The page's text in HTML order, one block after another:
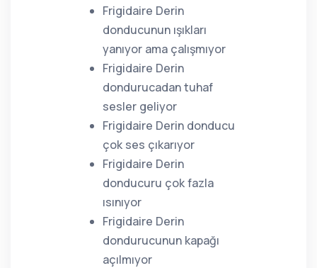
Frigidaire Derin
donducunun ışıkları
yanıyor ama çalışmıyor
Frigidaire Derin
dondurucadan tuhaf
sesler geliyor
Frigidaire Derin donducu
çok ses çıkarıyor
Frigidaire Derin
donducuru çok fazla
ısınıyor
Frigidaire Derin
dondurucunun kapağı
açılmıyor